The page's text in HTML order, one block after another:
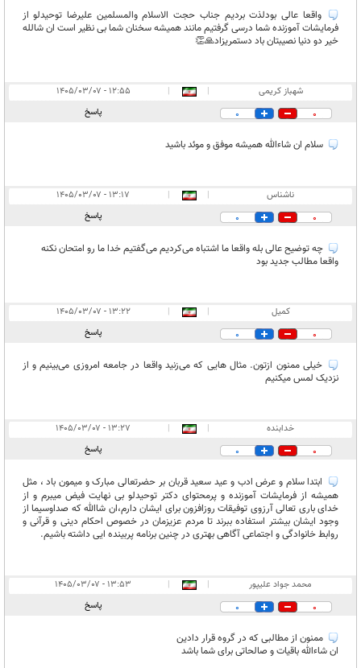
واقعا عالی بودلذت بردیم جناب حجت الاسلام والمسلمین علیرضا توحیدلو از
فرمایشات آموزنده شما درسی گرفتیم مانند همیشه سخنان شما بی نظیر است ان شالله
خیر دو دنیا نصیبتان باد دستمریزاد🙏👏
شهباز کریمی |
|
۱۲:۵۵ - ۱۴۰۵/۰۳/۰۷
0
0 پاسخ
سلام ان شاءالله همیشه موفق و موئد باشید
ناشناس |
|
۱۳:۱۷ - ۱۴۰۵/۰۳/۰۷
0
0 پاسخ
چه توضیح عالی بله واقعا ما اشتباه می‌کردیم می‌گفتیم خدا ما رو امتحان نکنه
واقعا مطالب جدید بود
کمیل |
|
۱۳:۲۲ - ۱۴۰۵/۰۳/۰۷
0
0 پاسخ
خیلی ممنون ازتون. مثال هایی که می‌زنید واقعا در جامعه امروزی می‌بینیم و از
نزدیک لمس میکنیم
خدابنده |
|
۱۳:۲۷ - ۱۴۰۵/۰۳/۰۷
0
0 پاسخ
ابتدا سلام و عرض ادب و عید سعید قربان بر حضرتعالی مبارک و میمون باد ، مثل
همیشه از فرمایشات آموزنده و پرمحتوای دکتر توحیدلو بی نهایت فیض میبرم و از
خدای باری تعالی آرزوی توفیقات روزافزون برای ایشان دارم،ان شاالله که صداوسیما از
وجود ایشان بیشتر استفاده ببرند تا مردم عزیزمان در خصوص احکام دینی و قرآنی و
روابط خانوادگی و اجتماعی آگاهی بهتری در چنین برنامه پربینده ایی داشته باشیم.
محمد جواد علیپور |
|
۱۳:۵۳ - ۱۴۰۵/۰۳/۰۷
0
0 پاسخ
ممنون از مطالبی که در گروه قرار دادین
ان شاءالله باقیات و صالحاتی برای شما باشد